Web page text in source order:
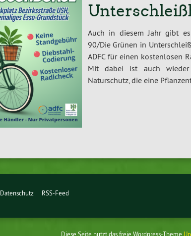
Auch in diesem Jahr gibt
90/Die Grünen in
ADFC für einen kostenlosen
Mit dabei ist auch wieder
Naturschutz, die eine
Datenschutz RSS-Feed
Diese Seite nutzt das freie Wordpress-Theme